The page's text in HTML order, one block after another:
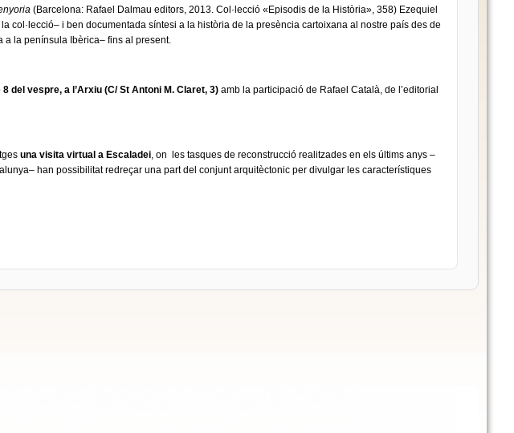
(Barcelona: Rafael Dalmau editors, 2013. Col·lecció «Episodis de la Història», 358) Ezequiel
col·lecció– i ben documentada síntesi a la història de la presència cartoixana al nostre país des de
a la península Ibèrica– fins al present.
del vespre, a l’Arxiu (C/ St Antoni M. Claret, 3)amb la participació de Rafael Català, de l’editorial
una visita virtual a Escaladei, on les tasques de reconstrucció realitzades en els últims anys –
han possibilitat redreçar una part del conjunt arquitèctonic per divulgar les característiques